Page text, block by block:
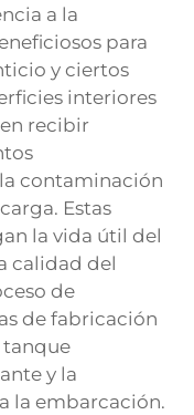
a la
para
y ciertos
interiores
recibir
contaminación
Estas
la vida útil del
calidad del
de
de fabricación
tanque
y la
la embarcación.